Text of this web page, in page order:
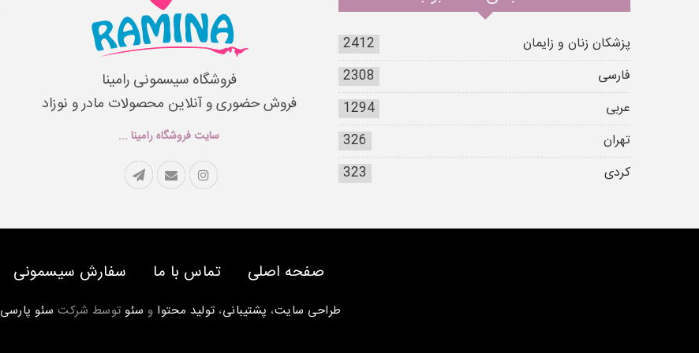
پزشکان زنان و زایمان
2412
فارسی
2308
عربی
1294
تهران
326
کردی
323
فروشگاه سیسمونی رامینا
فروش حضوری و آنلاین محصولات مادر و نوزاد
سایت فروشگاه رامینا ...
صفحه اصلی تماس با ما سفارش سیسمونی
طراحی سایت، پشتیبانی، تولید محتوا و سئو توسط شرکت سئو پارسی